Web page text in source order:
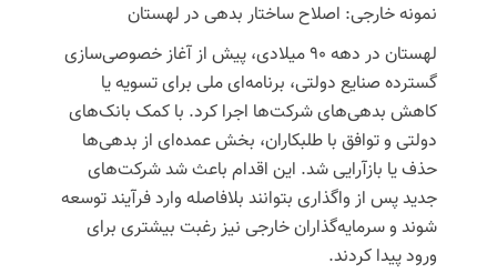
نمونه خارجی: اصلاح ساختار بدهی در لهستان
لهستان در دهه ۹۰ میلادی، پیش از آغاز خصوصی‌سازی
گسترده صنایع دولتی، برنامه‌ای ملی برای تسویه یا
کاهش بدهی‌های شرکت‌ها اجرا کرد. با کمک بانک‌های
دولتی و توافق با طلبکاران، بخش عمده‌ای از بدهی‌ها
حذف یا بازآرایی شد. این اقدام باعث شد شرکت‌های
جدید پس از واگذاری بتوانند بلافاصله وارد فرآیند توسعه
شوند و سرمایه‌گذاران خارجی نیز رغبت بیشتری برای
ورود پیدا کردند.